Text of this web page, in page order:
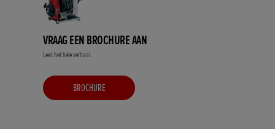
VRAAG EEN BROCHURE AAN
Lees het hele verhaal.
BROCHURE